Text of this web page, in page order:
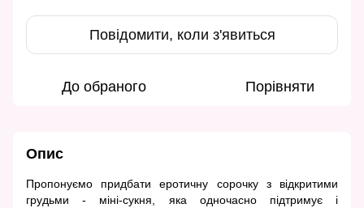
Повідомити, коли з'явиться
До обраного Порівняти
Опис
Пропонуємо придбати еротичну сорочку з відкритими
грудьми - міні-сукня, яка одночасно підтримує і